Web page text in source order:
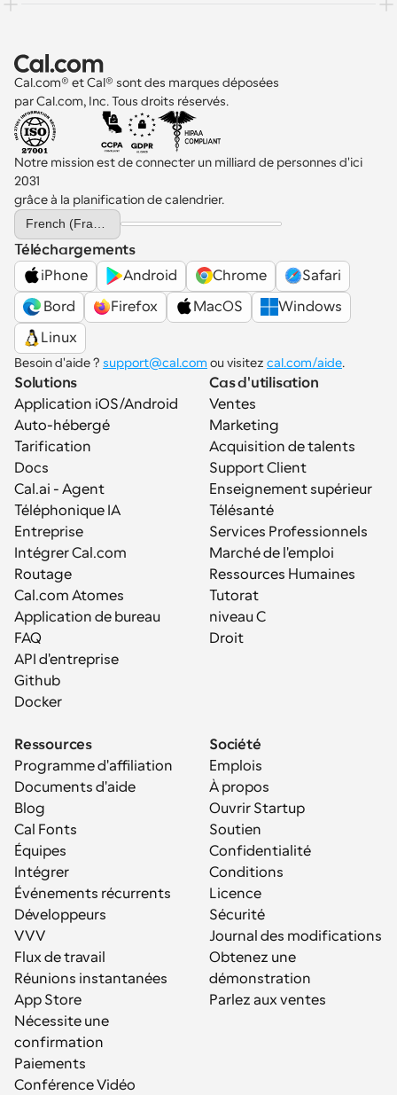
Cal.com® et Cal® sont des marques déposées
par Cal.com, Inc. Tous droits réservés.
Notre mission est de connecter un milliard de personnes d'ici
2031
grâce à la planification de calendrier.
Select Language
Téléchargements
iPhone
Android Chrome
Safari
Bord
Firefox MacOS
Windows
Linux
Besoin d'aide ? support@cal.com ou visitez cal.com/aide.
Solutions
Application iOS/Android
Auto-hébergé
Tarification
Docs
Cal.ai - Agent
Téléphonique IA
Entreprise
Intégrer Cal.com
Routage
Cal.com Atomes
Application de bureau
FAQ
API d'entreprise
Github
Docker
Cas d'utilisation
Ventes
Marketing
Acquisition de talents
Support Client
Enseignement supérieur
Télésanté
Services Professionnels
Marché de l'emploi
Ressources Humaines
Tutorat
niveau C
Droit
Ressources
Programme d'affiliation
Documents d'aide
Blog
Cal Fonts
Équipes
Intégrer
Événements récurrents
Développeurs
VVV
Flux de travail
Réunions instantanées
App Store
Nécessite une
confirmation
Paiements
Conférence Vidéo
Société
Emplois
À propos
Ouvrir Startup
Soutien
Confidentialité
Conditions
Licence
Sécurité
Journal des modifications
Obtenez une
démonstration
Parlez aux ventes